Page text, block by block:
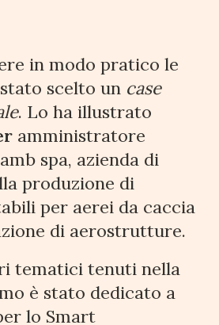
in modo pratico le
scelto un case
. Lo ha illustrato
amministratore
spa, azienda di
produzione di
per aerei da caccia
di aerostrutture.
tematici tenuti nella
è stato dedicato a
lo Smart